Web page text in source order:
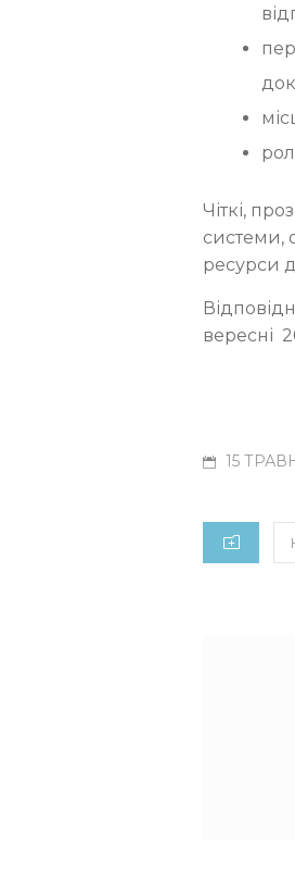
Чіткі,
системи,
ресурси
вересні
POSTED
15